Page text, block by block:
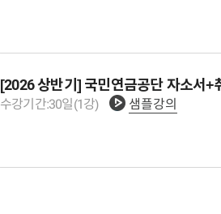
[2026 상반기] 국민연금공단 자소서+
수강기간:30일(1강) 샘플강의